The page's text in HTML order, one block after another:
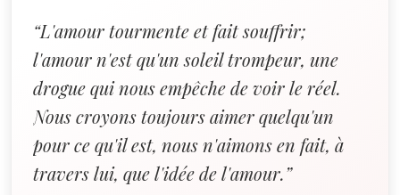
“L'amour tourmente et fait souffrir;
l'amour n'est qu'un soleil trompeur, une
drogue qui nous empêche de voir le réel.
Nous croyons toujours aimer quelqu'un
pour ce qu'il est, nous n'aimons en fait, à
travers lui, que l'idée de l'amour.”